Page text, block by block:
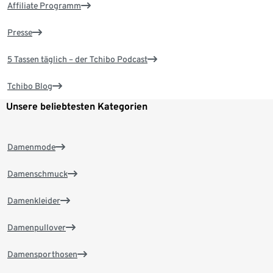
Affiliate Programm
Presse
5 Tassen täglich – der Tchibo Podcast
Tchibo Blog
Unsere beliebtesten Kategorien
Damenmode
Damenschmuck
Damenkleider
Damenpullover
Damensporthosen